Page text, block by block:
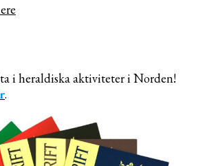
i heraldiska aktiviteter i Norden!
.